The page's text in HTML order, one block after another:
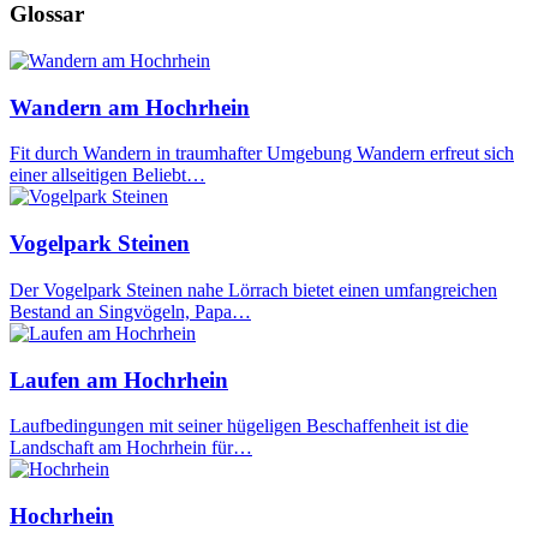
Glossar
Wandern am Hochrhein
Fit durch Wandern in traumhafter Umgebung Wandern erfreut sich
einer allseitigen Beliebt…
Vogelpark Steinen
Der Vogelpark Steinen nahe Lörrach bietet einen umfangreichen
Bestand an Singvögeln, Papa…
Laufen am Hochrhein
Laufbedingungen mit seiner hügeligen Beschaffenheit ist die
Landschaft am Hochrhein für…
Hochrhein